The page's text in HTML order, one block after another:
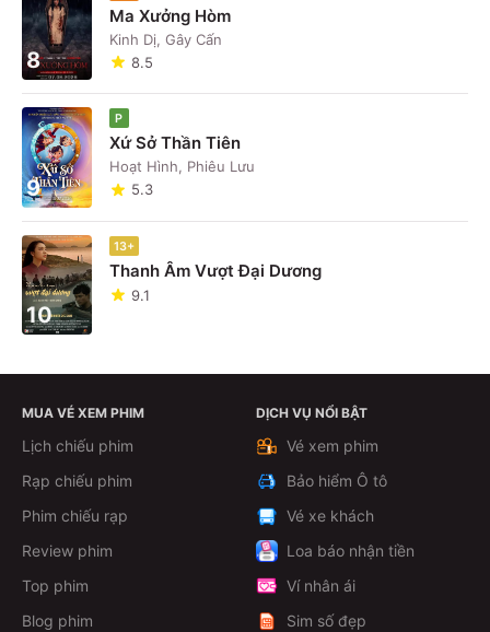
8
Ma Xưởng Hòm
Kinh Dị, Gây Cấn
8.5
9
P
Xứ Sở Thần Tiên
Hoạt Hình, Phiêu Lưu
5.3
10
13+
Thanh Âm Vượt Đại Dương
9.1
MUA VÉ XEM PHIM
Lịch chiếu phim
Rạp chiếu phim
Phim chiếu rạp
Review phim
Top phim
Blog phim
DỊCH VỤ NỔI BẬT
Vé xem phim
Bảo hiểm Ô tô
Vé xe khách
Loa báo nhận tiền
Ví nhân ái
Sim số đẹp